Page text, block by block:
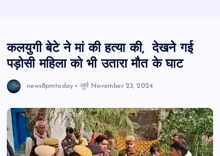
कलयुगी बेटे ने मां की हत्या की, देखने गई
पड़ोसी महिला को भी उतारा मौत के घाट
news8pmtoday जुर्म November 23, 2024